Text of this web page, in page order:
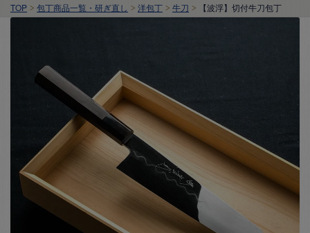
TOP 包丁商品一覧・研ぎ直し 洋包丁 牛刀 【波浮】切付牛刀包丁